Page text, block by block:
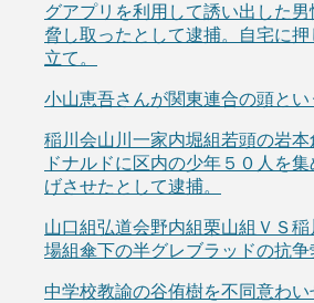
グアプリを利用して誘い出した
脅し取ったとして逮捕。自宅に押
立て。
小山恵吾さんが関東連合の頭とい
稲川会山川一家内堀組若頭の岩
ドナルドに区内の少年５０人を
げさせたとして逮捕。
山口組弘道会野内組栗山組ＶＳ
場組傘下の半グレブラッドの抗争
中学校教諭の谷侑樹を不同意わ